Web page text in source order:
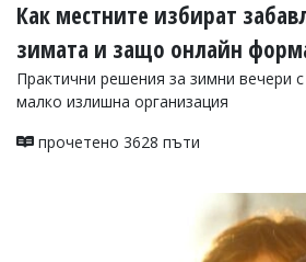
Как местните избират
зимата и защо онлайн
Практични решения за зимни вечери
малко излишна организация
прочетено 3628 пъти